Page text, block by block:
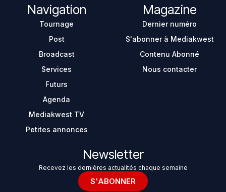
Navigation
Tournage
Post
Broadcast
Services
Futurs
Agenda
Mediakwest TV
Petites annonces
Magazine
Dernier numéro
S'abonner à Mediakwest
Contenu Abonné
Nous contacter
Newsletter
Recevez les dernières actualités chaque semaine
S'ABONNER